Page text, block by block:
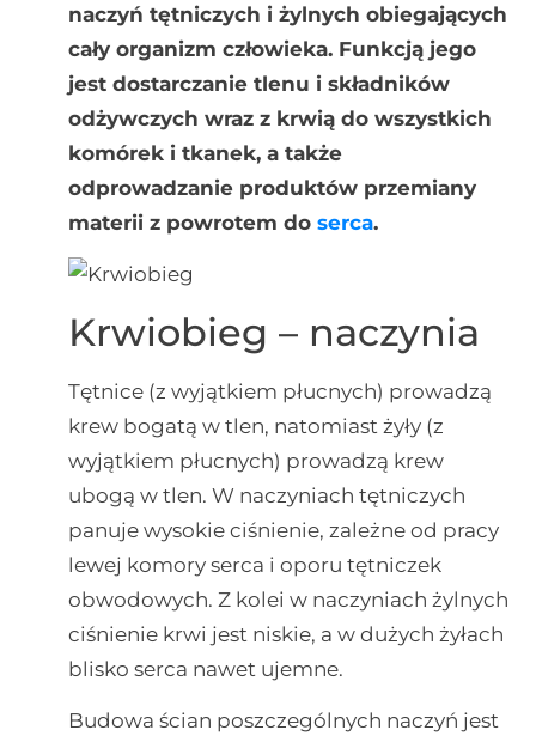
naczyń tętniczych i żylnych obiegających
cały organizm człowieka. Funkcją jego
jest dostarczanie tlenu i składników
odżywczych wraz z krwią do wszystkich
komórek i tkanek, a także
odprowadzanie produktów przemiany
materii z powrotem do serca.
Krwiobieg – naczynia
Tętnice (z wyjątkiem płucnych) prowadzą
krew bogatą w tlen, natomiast żyły (z
wyjątkiem płucnych) prowadzą krew
ubogą w tlen. W naczyniach tętniczych
panuje wysokie ciśnienie, zależne od pracy
lewej komory serca i oporu tętniczek
obwodowych. Z kolei w naczyniach żylnych
ciśnienie krwi jest niskie, a w dużych żyłach
blisko serca nawet ujemne.
Budowa ścian poszczególnych naczyń jest